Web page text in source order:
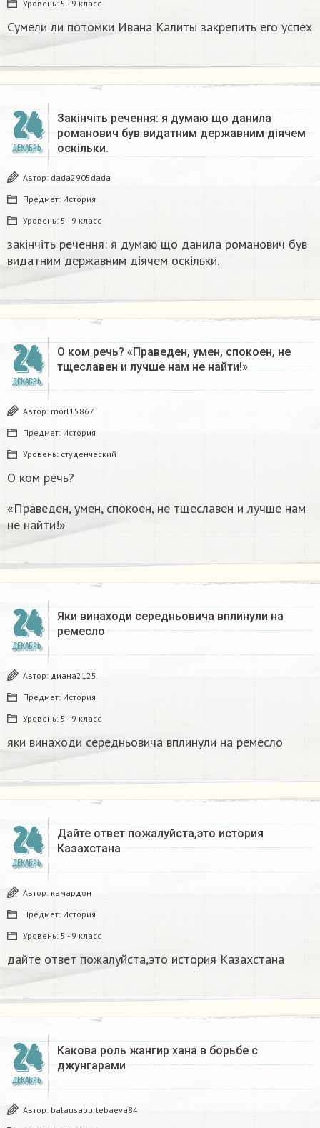
Уровень: 5 - 9 класс
Сумели ли потомки Ивана Калиты закрепить его успех
24
ДЕКАБРЬ
Закінчіть речення: я думаю що данила
романович був видатним державним діячем
оскільки.
Автор: dada2905dada
Предмет: История
Уровень: 5 - 9 класс
закінчіть речення: я думаю що данила романович був
видатним державним діячем оскільки.
24
ДЕКАБРЬ
О ком речь? «Праведен, умен, спокоен, не
тщеславен и лучше нам не найти!»
Автор: morl15867
Предмет: История
Уровень: студенческий
О ком речь?
«Праведен, умен, спокоен, не тщеславен и лучше нам
не найти!»
24
ДЕКАБРЬ
Яки винаходи середньовича вплинули на
ремесло
Автор: диана2125
Предмет: История
Уровень: 5 - 9 класс
яки винаходи середньовича вплинули на ремесло
24
ДЕКАБРЬ
Дайте ответ пожалуйста,это история
Казахстана
Автор: камардон
Предмет: История
Уровень: 5 - 9 класс
дайте ответ пожалуйста,это история Казахстана
24
ДЕКАБРЬ
Какова роль жангир хана в борьбе с
джунгарами​
Автор: balausaburtebaeva84